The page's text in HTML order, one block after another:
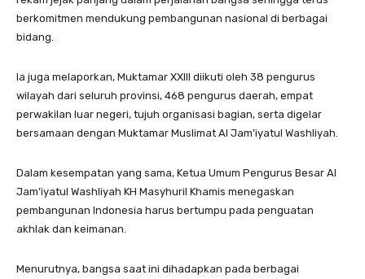
berkomitmen mendukung pembangunan nasional di berbagai
bidang.
Ia juga melaporkan, Muktamar XXIII diikuti oleh 38 pengurus
wilayah dari seluruh provinsi, 468 pengurus daerah, empat
perwakilan luar negeri, tujuh organisasi bagian, serta digelar
bersamaan dengan Muktamar Muslimat Al Jam’iyatul Washliyah.
Dalam kesempatan yang sama, Ketua Umum Pengurus Besar Al
Jam’iyatul Washliyah KH Masyhuril Khamis menegaskan
pembangunan Indonesia harus bertumpu pada penguatan
akhlak dan keimanan.
Menurutnya, bangsa saat ini dihadapkan pada berbagai